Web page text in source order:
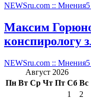
NEWSru.com :: Мнения
Максим
конспирологу
NEWSru.com :: Мнения
Август 2026
Пн Вт Ср Чт Пт Сб Вс
1
2